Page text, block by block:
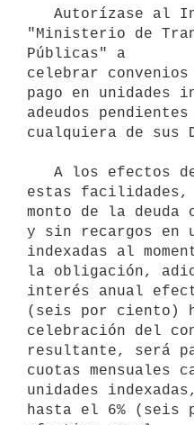
"Ministerio de
Públicas" a
celebrar
pago en unidades
adeudos
cualquiera de sus
estas facilidades,
monto de la
y sin recargos en
indexadas al
la obligación,
interés anual
(seis por ciento)
celebración del
resultante, será
cuotas mensuales
unidades
hasta el 6% (seis